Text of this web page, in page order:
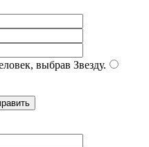
выбрав Звезду.